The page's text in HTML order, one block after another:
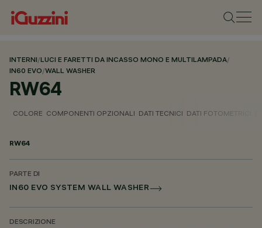
INTERNI/LUCI E FARETTI DA INCASSO MONO E MULTILAMPADA/
IN60 EVO/WALL WASHER
RW64
COLORE COMPONENTI OPZIONALI DATI TECNICI DATI FOTOMETRICI
RW64
PARTE DI
IN60 EVO SYSTEM WALL WASHER
DESCRIZIONE